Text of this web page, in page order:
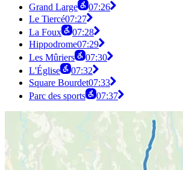
Grand Large
07:26
Le Tiercé07:27
La Foux
07:28
Hippodrome07:29
Les Mûriers
07:30
L'Église
07:32
Square Bourdet07:33
Parc des sports
07:37